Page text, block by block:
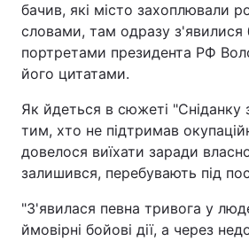
бачив, які місто захоплювали
словами, там одразу з'явилися
портретами президента РФ
його цитатами.
Як йдеться в сюжеті "Сніданку
тим, хто не підтримав
довелося виїхати заради
залишився, перебувають під
"З'явилася певна тривога у
ймовірні бойові дії, а через